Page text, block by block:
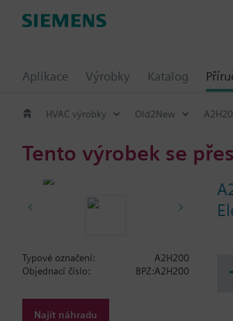
Aplikace Výrobky Katalog
HVAC výrobky Old2New
Tento výrobek se
Typové označení:
A2H200
Objednací číslo:
BPZ:A2H200
Najít náhradu